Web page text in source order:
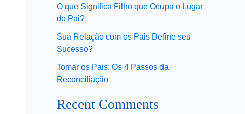
O que Significa Filho que Ocupa o Lugar
do Pai?
Sua Relação com os Pais Define seu
Sucesso?
Tomar os Pais: Os 4 Passos da
Reconciliação
Recent Comments